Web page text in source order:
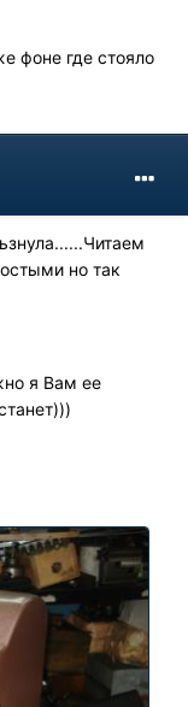
фоне где стояло
но так
я Вам ее